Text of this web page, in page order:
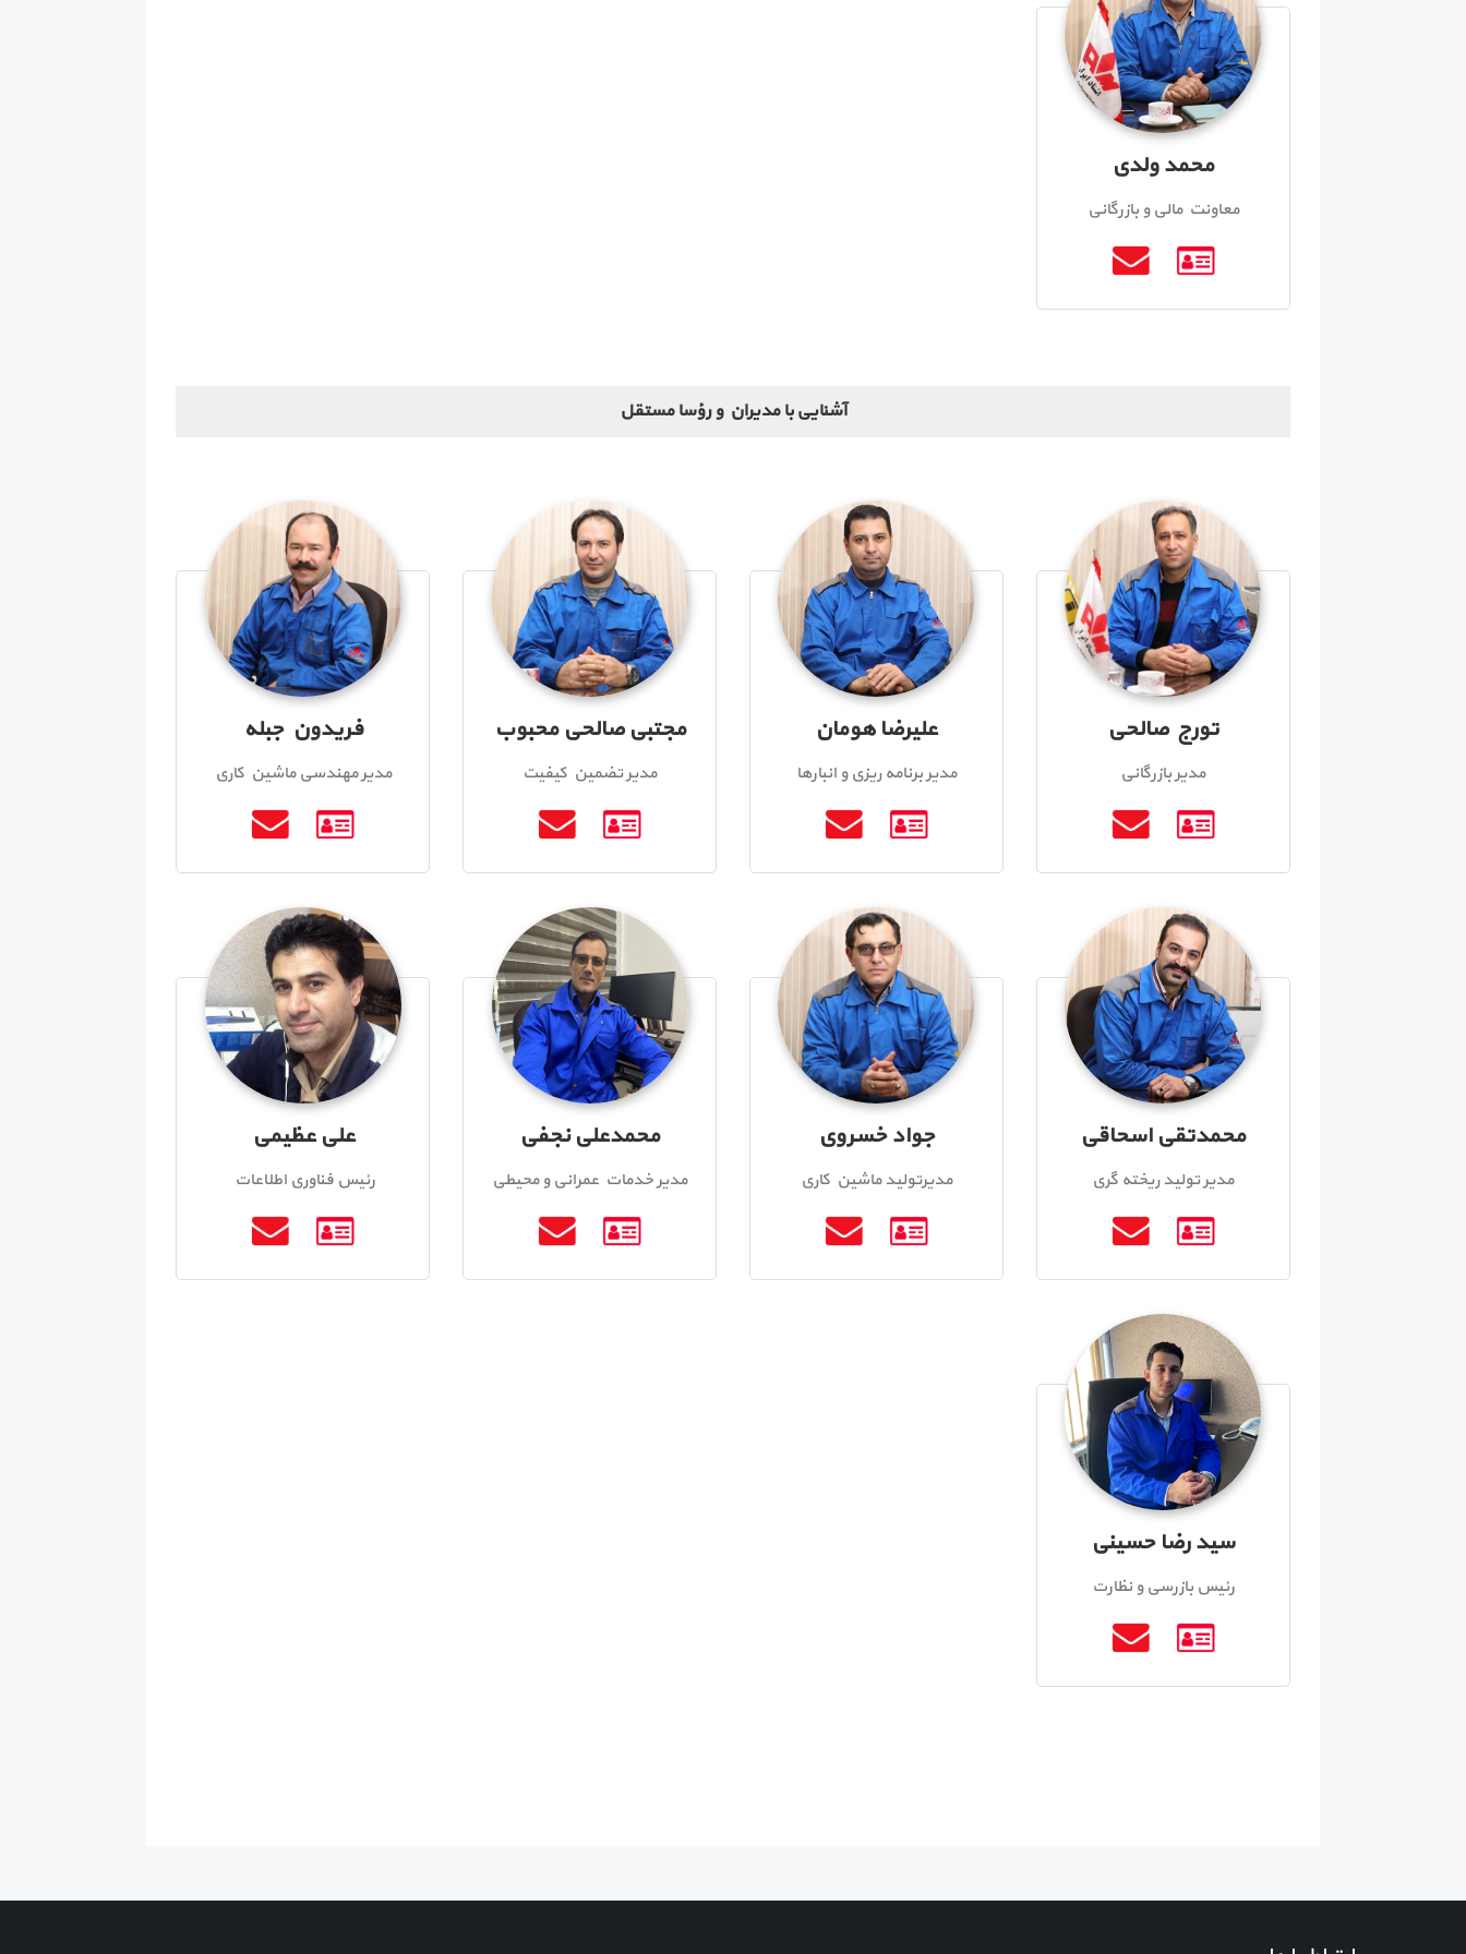
محمد ولدی
معاونت مالی و بازرگانی
آشنایی با مدیران و رؤسا مستقل
تورج صالحی
مدیر بازرگانی
علیرضا هومان
مدیر برنامه ریزی و انبارها
مجتبی صالحی محبوب
مدیر تضمین کیفیت
فریدون جبله
مدیر مهندسی ماشین کاری
محمدتقی اسحاقی
مدیر تولید ریخته گری
جواد خسروی
مدیرتولید ماشین کاری
محمدعلی نجفی
مدیر خدمات عمرانی و محیطی
علی عظیمی
رئیس فناوری اطلاعات
سید رضا حسینی
رئیس بازرسی و نظارت